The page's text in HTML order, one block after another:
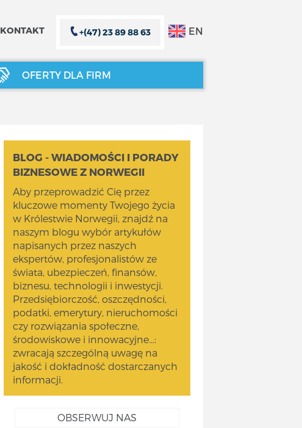
EN
KONTAKT +(47) 23 89 88 63
OFERTY DLA FIRM
BLOG - WIADOMOŚCI I PORADY
BIZNESOWE Z NORWEGII
Aby przeprowadzić Cię przez
kluczowe momenty Twojego życia
w Królestwie Norwegii, znajdź na
naszym blogu wybór artykułów
napisanych przez naszych
ekspertów, profesjonalistów ze
świata, ubezpieczeń, finansów,
biznesu, technologii i inwestycji.
Przedsiębiorczość, oszczędności,
podatki, emerytury, nieruchomości
czy rozwiązania społeczne,
środowiskowe i innowacyjne...:
zwracają szczególną uwagę na
jakość i dokładność dostarczanych
informacji.
OBSERWUJ NAS